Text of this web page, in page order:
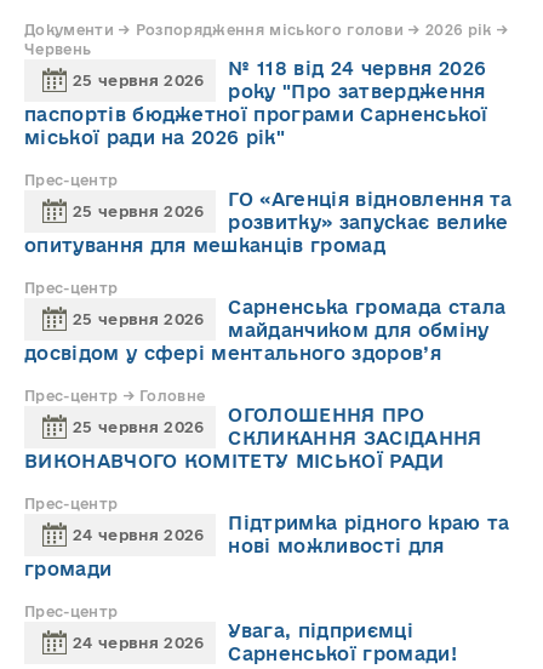
Документи → Розпорядження міського голови → 2026 рік →
Червень
25 червня 2026
№ 118 від 24 червня 2026
року "Про затвердження
паспортів бюджетної програми Сарненської
міської ради на 2026 рік"
Прес-центр
25 червня 2026
ГО «Агенція відновлення та
розвитку» запускає велике
опитування для мешканців громад
Прес-центр
25 червня 2026
Сарненська громада стала
майданчиком для обміну
досвідом у сфері ментального здоров’я
Прес-центр → Головне
25 червня 2026
ОГОЛОШЕННЯ ПРО
СКЛИКАННЯ ЗАСІДАННЯ
ВИКОНАВЧОГО КОМІТЕТУ МІСЬКОЇ РАДИ
Прес-центр
24 червня 2026
Підтримка рідного краю та
нові можливості для
громади
Прес-центр
24 червня 2026
Увага, підприємці
Сарненської громади!